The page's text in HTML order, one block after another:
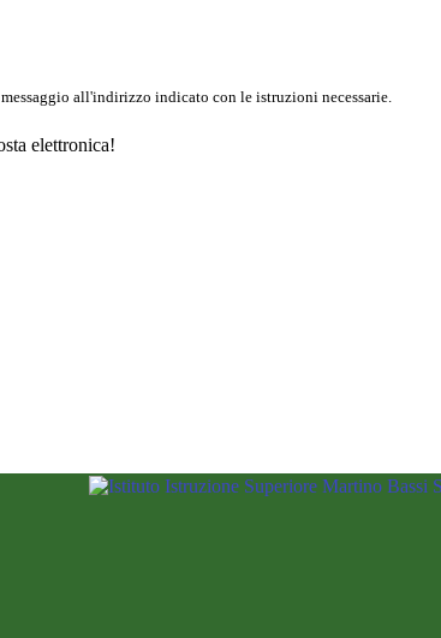
all'indirizzo indicato con le istruzioni necessarie.
elettronica!